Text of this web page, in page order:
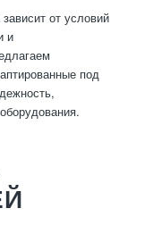
от условий
и
под